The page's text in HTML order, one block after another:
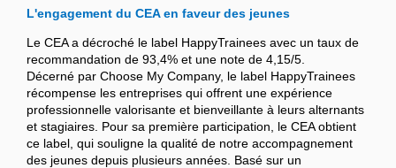
L'engagement du CEA en faveur des jeunes
Le CEA a décroché le label HappyTrainees avec un taux de
recommandation de 93,4% et une note de 4,15/5.
Décerné par Choose My Company, le label HappyTrainees
récompense les entreprises qui offrent une expérience
professionnelle valorisante et bienveillante à leurs alternants
et stagiaires. Pour sa première participation, le CEA obtient
ce label, qui souligne la qualité de notre accompagnement
des jeunes depuis plusieurs années. Basé sur un